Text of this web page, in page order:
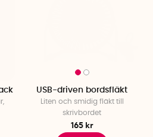
USB-driven bordsfläkt
Liten och smidig fläkt till
skrivbordet
165 kr